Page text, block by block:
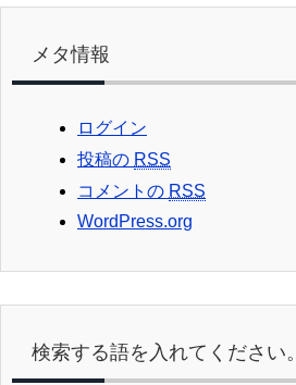
メタ情報
ログイン
投稿の RSS
コメントの RSS
WordPress.org
検索する語を入れてください。